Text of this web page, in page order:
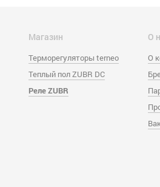
Магазин
Терморегуляторы terneo
Теплый пол ZUBR DC
Реле ZUBR
О
О